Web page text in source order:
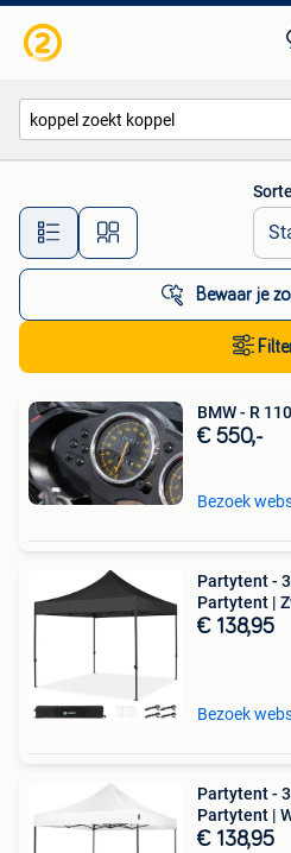
Alle
Bewaar je
BMW - R
€ 550,-
Bezoek
Partytent -
Partytent |
€ 138,95
Bezoek
Partytent -
Partytent |
€ 138,95